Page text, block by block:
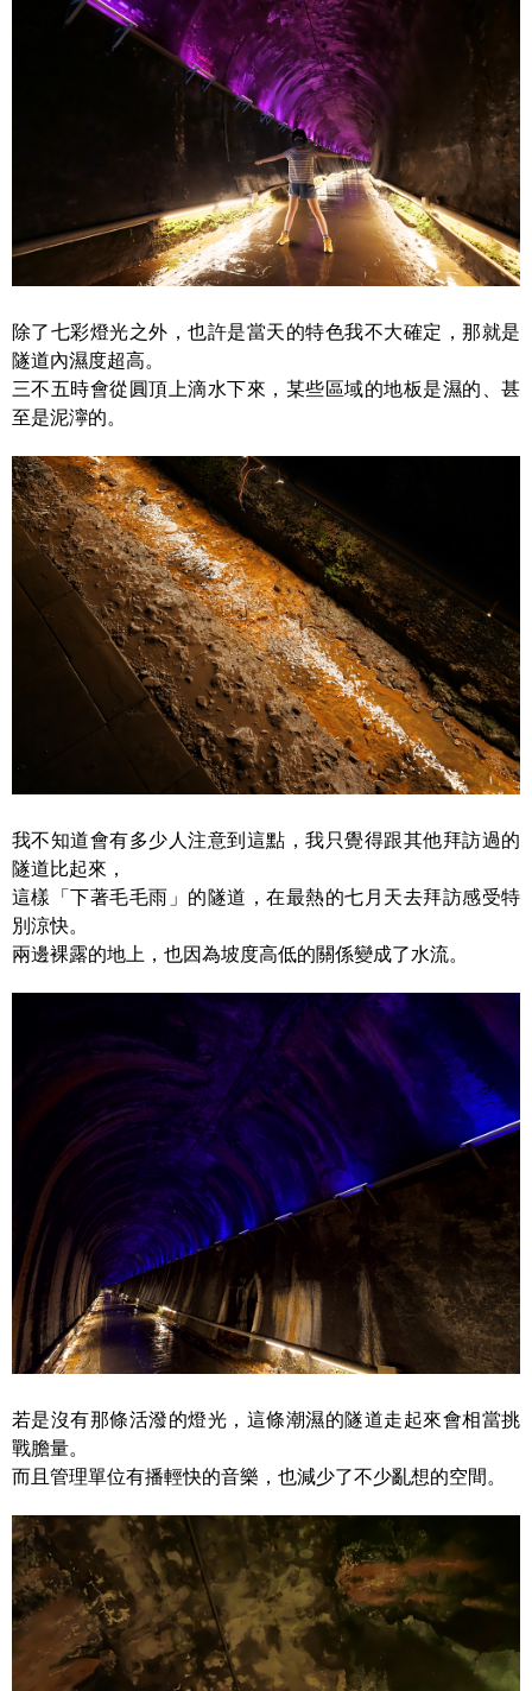
除了七彩燈光之外，也許是當天的特色我不大確定，那就是
隧道內濕度超高。
三不五時會從圓頂上滴水下來，某些區域的地板是濕的、甚
至是泥濘的。
我不知道會有多少人注意到這點，我只覺得跟其他拜訪過的
隧道比起來，
這樣「下著毛毛雨」的隧道，在最熱的七月天去拜訪感受特
別涼快。
兩邊裸露的地上，也因為坡度高低的關係變成了水流。
若是沒有那條活潑的燈光，這條潮濕的隧道走起來會相當挑
戰膽量。
而且管理單位有播輕快的音樂，也減少了不少亂想的空間。